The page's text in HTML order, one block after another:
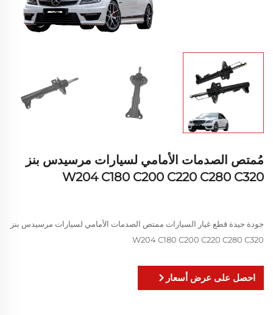
مُمتص الصدمات الأمامي لسيارات مرسيدس بنز
W204 C180 C200 C220 C280 C320
جودة جيدة قطع غيار السيارات ممتص الصدمات الأمامي لسيارات مرسيدس بنز
W204 C180 C200 C220 C280 C320
احصل على عرض أسعار